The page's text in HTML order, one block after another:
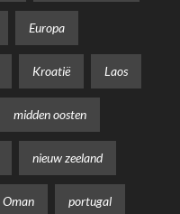
Europa
Kroatië Laos
midden oosten
nieuw zeeland
Oman portugal